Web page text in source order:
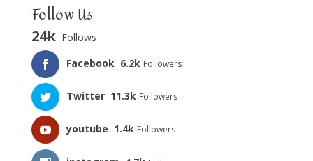
Follow Us
24k Follows
Facebook 6.2k Followers
Twitter 11.3k Followers
youtube 1.4k Followers